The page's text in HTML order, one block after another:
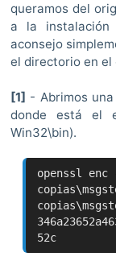
queramos del
a la instalación
aconsejo
el directorio en el
[1] - Abrimos
donde está el
Win32\bin).
openssl
52c